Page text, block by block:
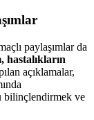
paylaşımlar da
hastalıkların
açıklamalar,
bilinçlendirmek ve